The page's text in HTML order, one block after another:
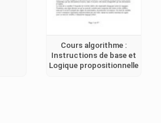
Cours algorithme :
Instructions de base et
Logique propositionnelle